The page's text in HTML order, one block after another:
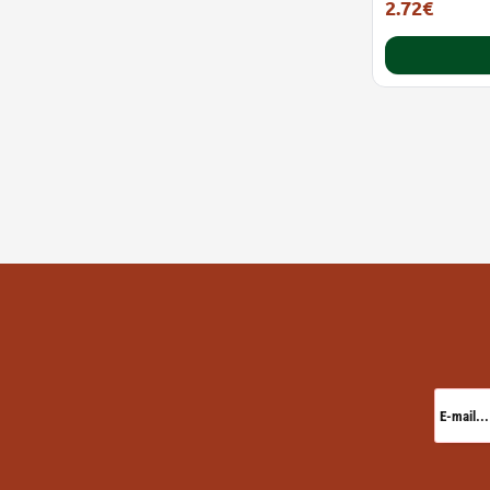
2.72€
mail...